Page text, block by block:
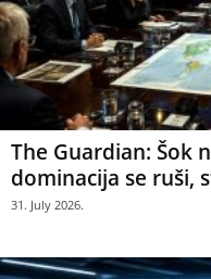
The Guardian: Šok
dominacija se ruši,
31. July 2026.